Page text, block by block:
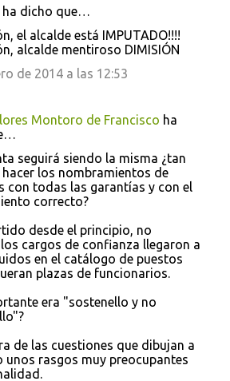
dicho que…
el alcalde está IMPUTADO!!!!
alcalde mentiroso DIMISIÓN
de 2014 a las 12:53
Montoro de Francisco ha
seguirá siendo la misma ¿tan
los nombramientos de
con todas las garantías y con el
correcto?
desde el principio, no
cargos de confianza llegaron a
en el catálogo de puestos
plazas de funcionarios.
era "sostenello y no
de las cuestiones que dibujan a
unos rasgos muy preocupantes